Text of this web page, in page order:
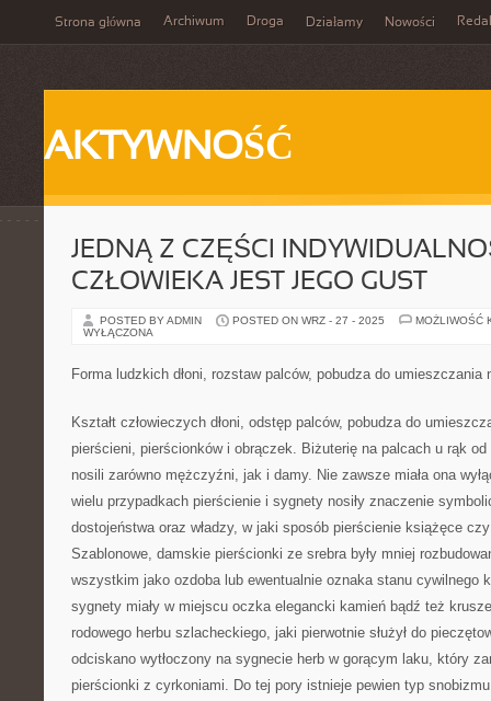
Strona główna Archiwum Droga Działamy Nowości
AKTYWNOŚĆ
JEDNĄ Z CZĘŚCI
CZŁOWIEKA JEST JEGO GUST
POSTED BY ADMIN POSTED ON WRZ - 27 - 2025
MOŻLIWOŚĆ
WYŁĄCZONA
Forma ludzkich dłoni, rozstaw palców, pobudza do umieszczania
Kształt człowieczych dłoni, odstęp palców, pobudza do
pierścieni, pierścionków i obrączek. Biżuterię na palcach u rąk
nosili zarówno mężczyźni, jak i damy. Nie zawsze miała ona
wielu przypadkach pierścienie i sygnety nosiły znaczenie
dostojeństwa oraz władzy, w jaki sposób pierścienie książęce
Szablonowe, damskie pierścionki ze srebra były mniej
wszystkim jako ozdoba lub ewentualnie oznaka stanu cywilnego
sygnety miały w miejscu oczka elegancki kamień bądź też
rodowego herbu szlacheckiego, jaki pierwotnie służył do
odciskano wytłoczony na sygnecie herb w gorącym laku, który
pierścionki z cyrkoniami. Do tej pory istnieje pewien typ